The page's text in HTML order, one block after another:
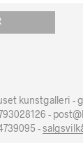
kunstgalleri -
-
-